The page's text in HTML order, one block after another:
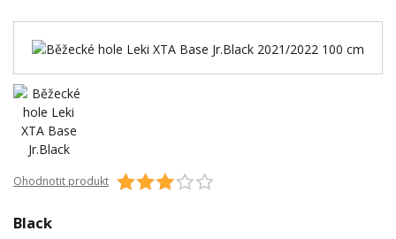
Ohodnotit produkt
Black